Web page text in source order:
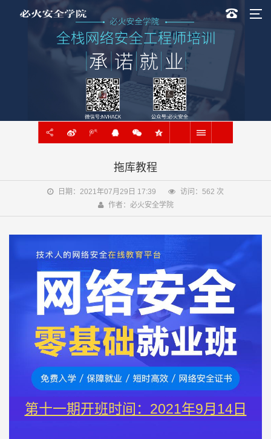
拖库教程
日期：2021年07月29日 17:39 访问： 562 次
作者：必火安全学院
第十一期开班时间：2021年9月14日